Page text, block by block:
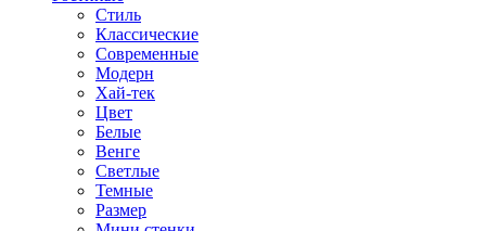
Стиль
Классические
Современные
Модерн
Хай-тек
Цвет
Белые
Венге
Светлые
Темные
Размер